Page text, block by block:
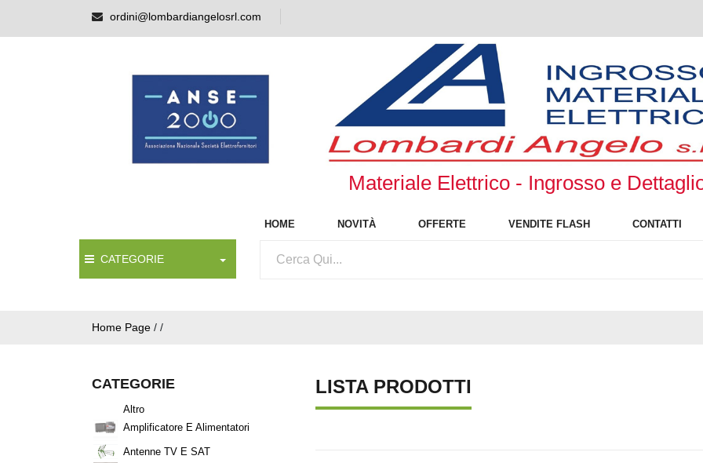
ordini@lombardiangelosrl.com
Materiale Elettrico - Ingrosso e
HOME NOVITÀ OFFERTE VENDITE FLASH CONTATTI
CATEGORIE
Home Page / /
CATEGORIE
Altro
Amplificatore E Alimentatori
Antenne TV E SAT
LISTA PRODOTTI